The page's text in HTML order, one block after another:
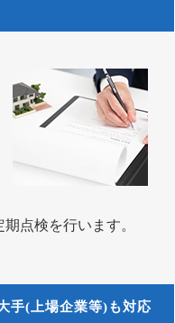
点検を行います。
手(上場企業等)も対応